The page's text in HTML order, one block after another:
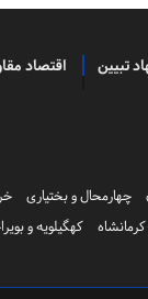
تبیین اقتصاد
چهارمحال و بختیاری
کرمانشاه کهگیلویه و